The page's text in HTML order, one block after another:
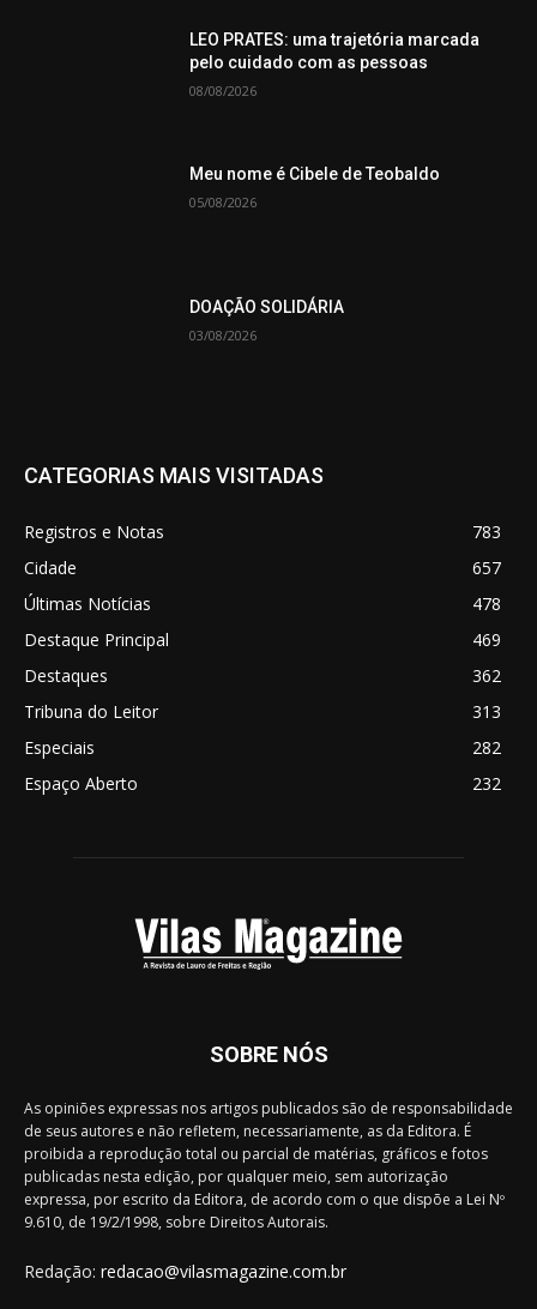
LEO PRATES: uma trajetória marcada
pelo cuidado com as pessoas
08/08/2026
Meu nome é Cibele de Teobaldo
05/08/2026
DOAÇÃO SOLIDÁRIA
03/08/2026
CATEGORIAS MAIS VISITADAS
Registros e Notas
783
Cidade
657
Últimas Notícias
478
Destaque Principal
469
Destaques
362
Tribuna do Leitor
313
Especiais
282
Espaço Aberto
232
SOBRE NÓS
As opiniões expressas nos artigos publicados são de responsabilidade
de seus autores e não refletem, necessariamente, as da Editora. É
proibida a reprodução total ou parcial de matérias, gráficos e fotos
publicadas nesta edição, por qualquer meio, sem autorização
expressa, por escrito da Editora, de acordo com o que dispõe a Lei Nº
9.610, de 19/2/1998, sobre Direitos Autorais.
Redação: redacao@vilasmagazine.com.br